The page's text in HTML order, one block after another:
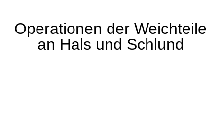
Operationen der Weichteile
an Hals und Schlund